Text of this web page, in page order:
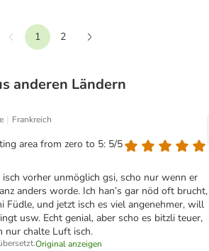
Vorherige
1
2
anderen Ländern
| Frankreich
area from zero to 5: 5/5
vorher unmöglich gsi, scho nur wenn er
anders worde. Ich han’s gar nöd oft brucht,
Füdle, und jetzt isch es viel angenehmer, will
usw. Echt genial, aber scho es bitzli teuer,
nur chalte Luft isch.
Original anzeigen